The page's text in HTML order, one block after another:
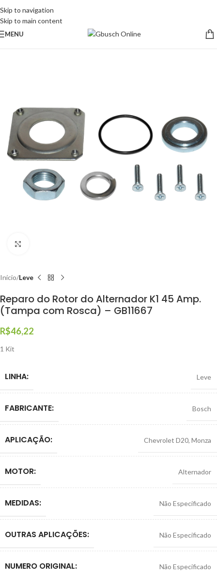
Skip to navigation
Skip to main content
MENU
Início Leve
Reparo do Rotor do Alternador K1 45 Amp.
(Tampa com Rosca) – GB11667
R$46,22
1 Kit
LINHA: Leve
FABRICANTE: Bosch
APLICAÇÃO: Chevrolet D20, Monza
MOTOR: Alternador
MEDIDAS: Não Especificado
OUTRAS APLICAÇÕES: Não Especificado
NUMERO ORIGINAL: Não Especificado